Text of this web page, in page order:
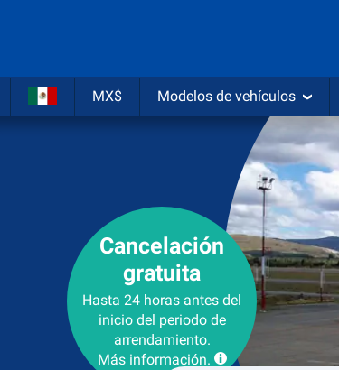
MX$ Modelos de vehículos
lugar de arrendamiento
Lugar de devolución
Cancelación
gratuita
Hasta 24 horas antes del
inicio del periodo de
arrendamiento.
Más información.